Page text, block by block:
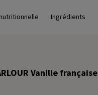
Ingrédients
Vanille française